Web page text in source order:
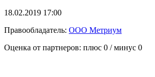
18.02.2019 17:00
Правообладатель: ООО Метриум
Оценка от партнеров: плюс 0 / минус 0